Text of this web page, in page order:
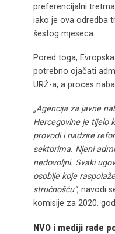
preferencijalni
iako je ova odredba
šestog mjeseca.
Pored toga,
potrebno ojačati
URŽ-a, a proces
„Agencija za javne
Hercegovine je tijelo
provodi i nadzire
sektorima. Njeni
nedovoljni. Svaki
osoblje koje
stručnošću“, navodi
komisije za 2020.
NVO i mediji rade